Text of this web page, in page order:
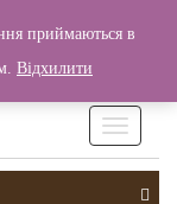
0 грн.
приймаються в
Відхилити